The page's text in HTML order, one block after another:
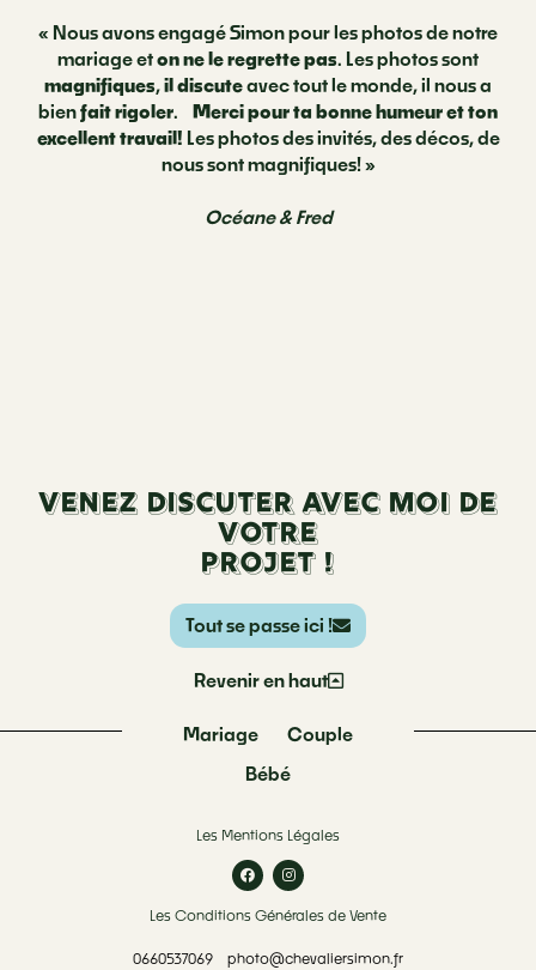
« Nous avons engagé Simon pour les photos de notre
mariage eton ne le regrette pas. Les photos sont
magnifiques,il discuteavec tout le monde, il nous a
bienfait rigoler. Merci pour ta bonne humeur et ton
excellent travail! Les photos des invités, des décos, de
nous sont magnifiques! »
Océane & Fred
Venez discuter avec moi de
votre
projet !
Tout se passe ici !
Revenir en haut
Mariage
Couple
Bébé
Les Mentions Légales
Les Conditions Générales de Vente
0660537069 photo@chevaliersimon.fr